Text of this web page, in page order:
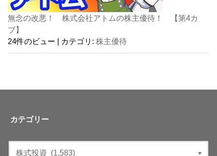
無念の改悪！ 株式会社アトムの株主優待！ 【第4カ
ブ】
24件のビュー | カテゴリ:株主優待
カテゴリー